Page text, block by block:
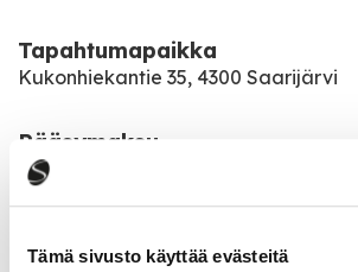
Tämä sivusto käyttää evästeitä
Tapahtumapaikka
Kukonhiekantie 35, 4300 Saarijärvi
Pääsymaksu
20€
Katso kaikki tapahtumat